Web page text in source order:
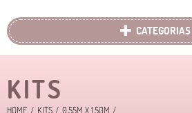
CATEGORIAS
KITS
HOME KITS
0,55M X 1,50M